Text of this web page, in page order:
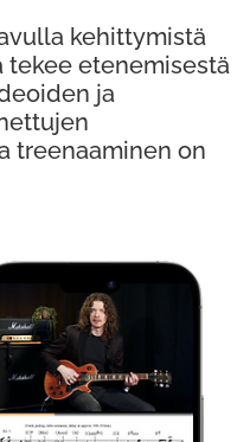
kehittymistä
tekee etenemisestä
ja
treenaaminen on